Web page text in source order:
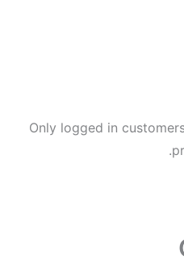
Only logged in